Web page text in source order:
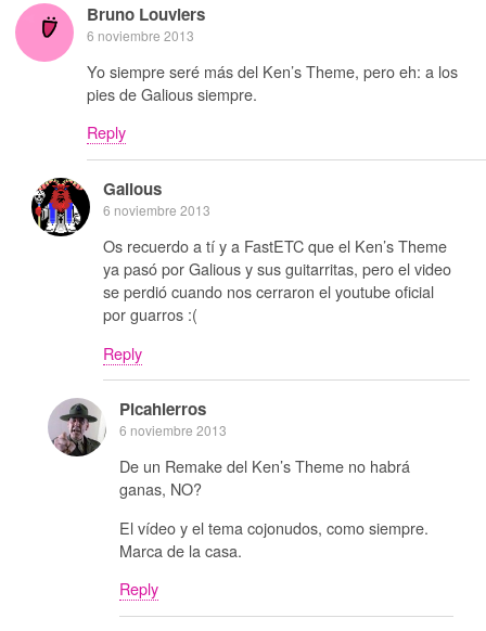
Bruno Louviers
6 noviembre 2013
Yo siempre seré más del Ken’s Theme, pero eh: a los
pies de Galious siempre.
Reply
Galious
6 noviembre 2013
Os recuerdo a tí y a FastETC que el Ken’s Theme
ya pasó por Galious y sus guitarritas, pero el video
se perdió cuando nos cerraron el youtube oficial
por guarros :(
Reply
Picahierros
6 noviembre 2013
De un Remake del Ken’s Theme no habrá
ganas, NO?
El vídeo y el tema cojonudos, como siempre.
Marca de la casa.
Reply